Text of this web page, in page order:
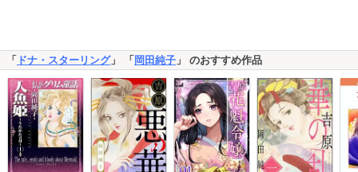
「 ドナ・スターリング」 「 岡田純子 」 のおすすめ作品